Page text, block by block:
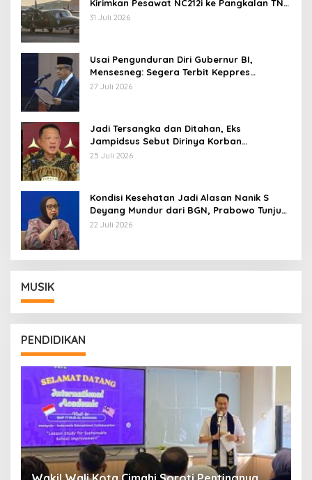
Kirimkan Pesawat NC212i ke Pangkalan TNI
AU
31 Juli 2026
Usai Pengunduran Diri Gubernur BI,
Mensesneg: Segera Terbit Keppres
Pemberhentian dengan Hormat
27 Juli 2026
Jadi Tersangka dan Ditahan, Eks
Jampidsus Sebut Dirinya Korban
Kriminalisasi
25 Juli 2026
Kondisi Kesehatan Jadi Alasan Nanik S
Deyang Mundur dari BGN, Prabowo Tunjuk
Wamentan Sudaryono
22 Juli 2026
MUSIK
PENDIDIKAN